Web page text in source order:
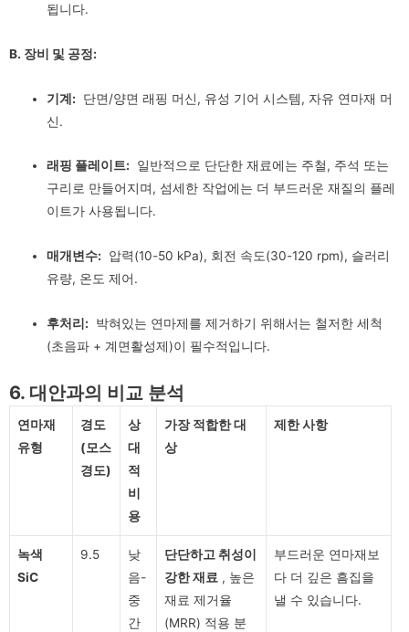
됩니다.
B. 장비 및 공정:
기계: 단면/양면 래핑 머신, 유성 기어 시스템, 자유 연마재 머
신.
래핑 플레이트: 일반적으로 단단한 재료에는 주철, 주석 또는
구리로 만들어지며, 섬세한 작업에는 더 부드러운 재질의 플레
이트가 사용됩니다.
매개변수: 압력(10-50 kPa), 회전 속도(30-120 rpm), 슬러리
유량, 온도 제어.
후처리: 박혀있는 연마제를 제거하기 위해서는 철저한 세척
(초음파 + 계면활성제)이 필수적입니다.
6. 대안과의 비교 분석
연마재
유형
경도
(모스
경도)
상
대
적
비
용
가장 적합한 대
상
제한 사항
녹색
SiC
9.5
낮
음-
중
간
단단하고 취성이
강한 재료 , 높은
재료 제거율
(MRR) 적용 분
부드러운 연마재보
다 더 깊은 흠집을
낼 수 있습니다.